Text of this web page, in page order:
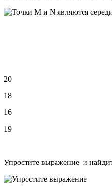
20
18
16
19
Упростите выражение и